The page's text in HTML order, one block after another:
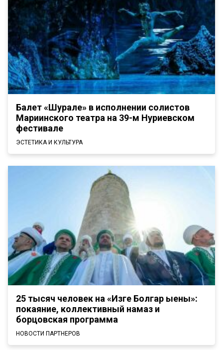
Балет «Шурале» в исполнении солистов
Мариинского театра на 39-м Нуриевском
фестивале
ЭСТЕТИКА И КУЛЬТУРА
25 тысяч человек на «Изге Болгар җыены»:
покаяние, коллективный намаз и
борцовская программа
НОВОСТИ ПАРТНЕРОВ